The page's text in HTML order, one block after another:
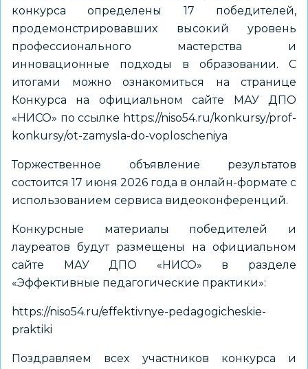
конкурса определены 17 победителей,
продемонстрировавших высокий уровень
профессионального мастерства и
инновационные подходы в образовании. С
итогами можно ознакомиться на странице
Конкурса на официальном сайте МАУ ДПО
«НИСО» по ссылке https://niso54.ru/konkursy/prof-
konkursy/ot-zamysla-do-voploscheniya
Торжественное объявление результатов
состоится 17 июня 2026 года в онлайн-формате с
использованием сервиса видеоконференций.
Конкурсные материалы победителей и
лауреатов будут размещены на официальном
сайте МАУ ДПО «НИСО» в разделе
«Эффективные педагогические практики»:
https://niso54.ru/effektivnye-pedagogicheskie-
praktiki
Поздравляем всех участников конкурса и